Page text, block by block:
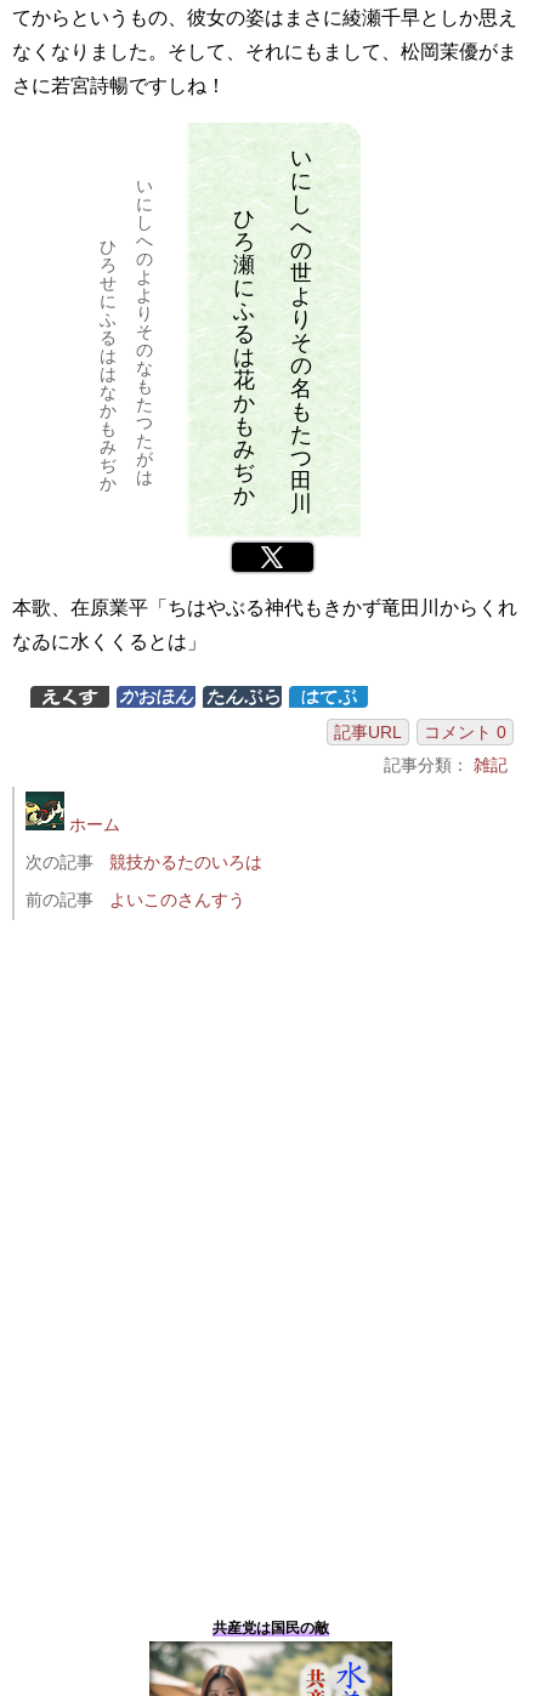
てからというもの、彼女の姿はまさに綾瀬千早としか思え
なくなりました。そして、それにもまして、松岡茉優がま
さに若宮詩暢ですしね！
い
に
し
へ
の
世
よ
り
そ
の
名
も
た
つ
田
川
ひ
ろ
瀬
に
ふ
る
は
花
か
も
み
ぢ
か
い
に
し
へ
の
よ
よ
り
そ
の
な
も
た
つ
た
が
は
ひ
ろ
せ
に
ふ
る
は
は
な
か
も
み
ぢ
か
Twitter
本歌、在原業平「ちはやぶる神代もきかず竜田川からくれ
なゐに水くくるとは」
記事URL
コメント 0
記事分類： 雑記
ホーム
次の記事
競技かるたのいろは
前の記事
よいこのさんすう
共産党は国民の敵